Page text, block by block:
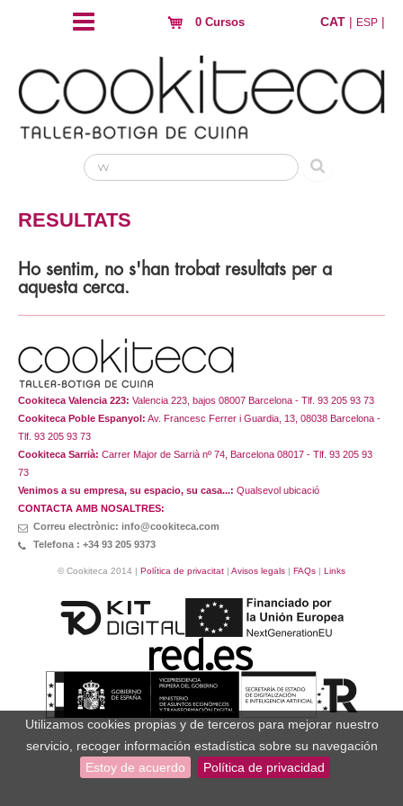
Utilizamos cookies propias y de terceros para mejorar nuestro
servicio, recoger información estadística sobre su navegación
Estoy de acuerdo
Política de privacidad
0 Cursos CAT | ESP |
RESULTATS
Ho sentim, no s'han trobat resultats per a
aquesta cerca.
Cookiteca Valencia 223: Valencia 223, bajos 08007 Barcelona - Tlf. 93 205 93 73
Cookiteca Poble Espanyol: Av. Francesc Ferrer i Guardia, 13, 08038 Barcelona -
Tlf. 93 205 93 73
Cookiteca Sarrià: Carrer Major de Sarrià nº 74, Barcelona 08017 - Tlf. 93 205 93
73
Venimos a su empresa, su espacio, su casa...: Qualsevol ubicació
CONTACTA AMB NOSALTRES:
Correu electrònic: info@cookiteca.com
Telefona : +34 93 205 9373
© Cookiteca 2014 | Política de privacitat | Avisos legals | FAQs | Links